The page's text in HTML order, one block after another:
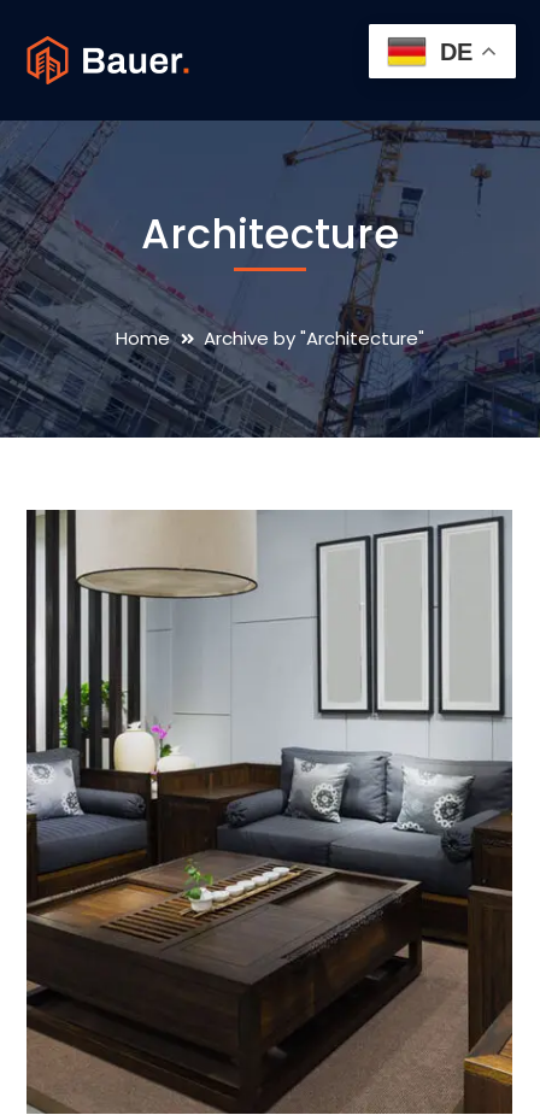
Architecture
Home Archive by "Architecture"
DE